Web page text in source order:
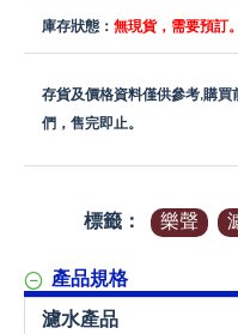
庫存狀態： 無現貨，需要預訂。
存貨及價格資料僅供參考,購
們，售完即止。
標籤： 樂聲
產品規格
濾水產品